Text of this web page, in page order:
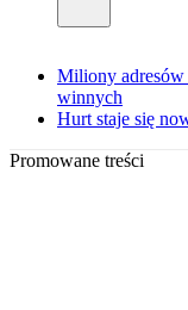
Miliony
winnych
Hurt staje się
Promowane treści